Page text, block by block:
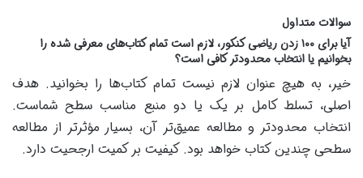
سوالات متداول
آیا برای ۱۰۰ زدن ریاضی کنکور، لازم است تمام کتاب‌های معرفی شده را
بخوانیم یا انتخاب محدودتر کافی است؟
خیر، به هیچ عنوان لازم نیست تمام کتاب‌ها را بخوانید. هدف
اصلی، تسلط کامل بر یک یا دو منبع مناسب سطح شماست.
انتخاب محدودتر و مطالعه عمیق‌تر آن، بسیار مؤثرتر از مطالعه
سطحی چندین کتاب خواهد بود. کیفیت بر کمیت ارجحیت دارد.